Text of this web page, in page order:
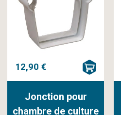
12,90 €
Jonction pour
chambre de culture